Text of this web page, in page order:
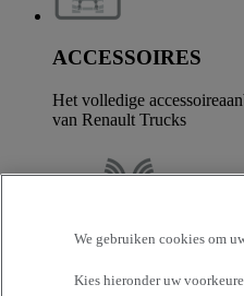
ACCESSOIRES
Het volledige
van Renault Trucks
OPTIFLEET
We gebruiken cookies om
Kies hieronder uw